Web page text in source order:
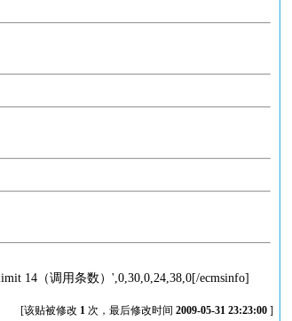
14（调用条数）',0,30,0,24,38,0[/ecmsinfo]
[该贴被修改 1次，最后修改时间 2009-05-31 23:23:00]